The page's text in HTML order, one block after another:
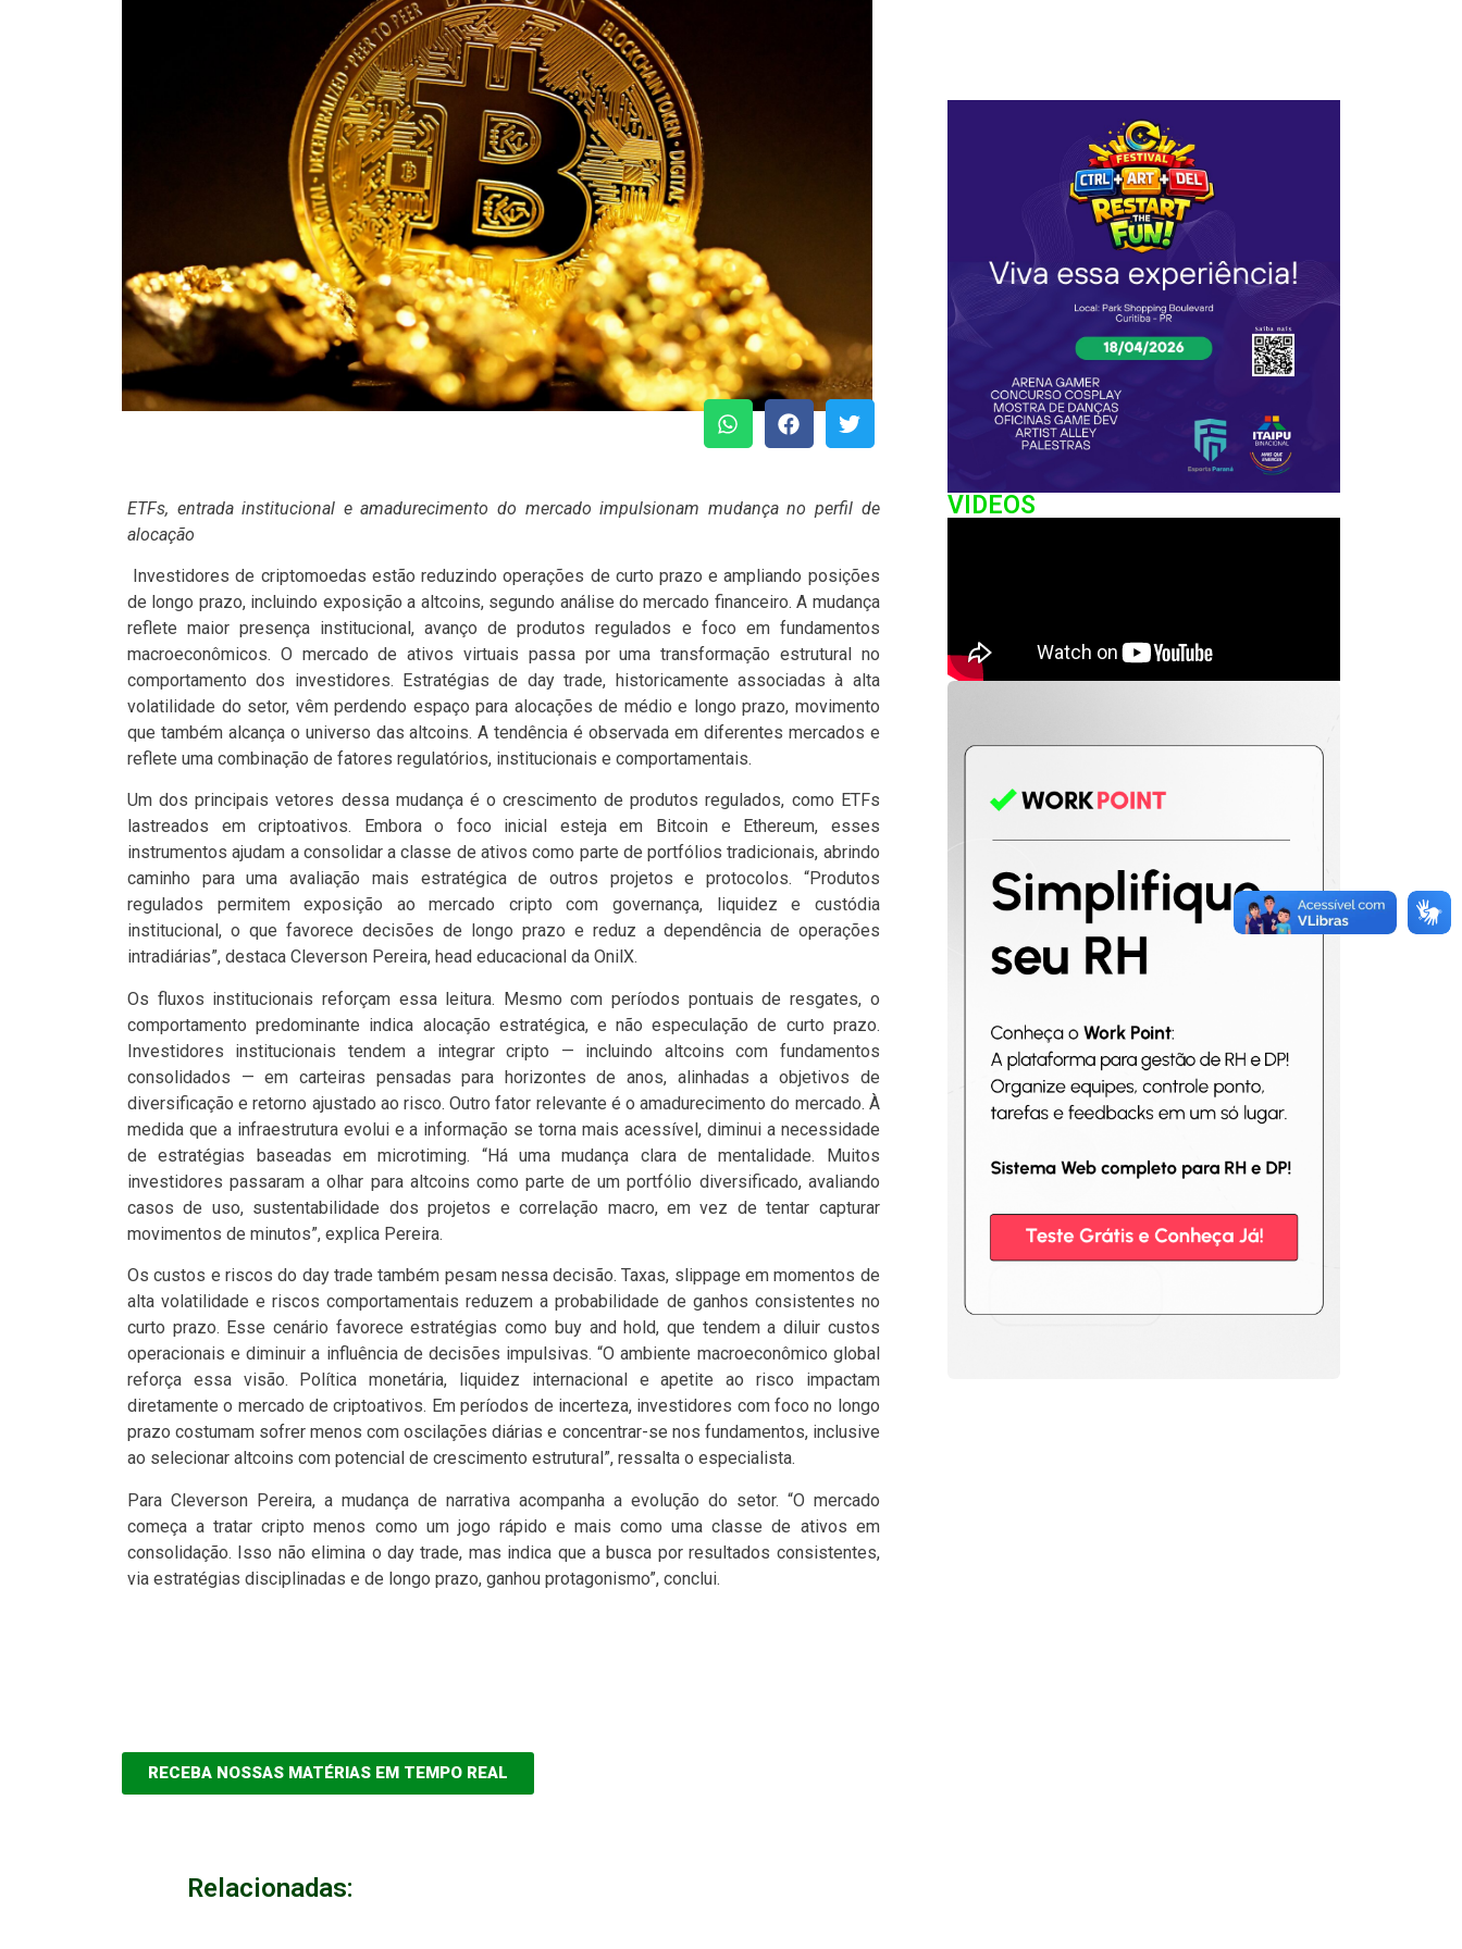
ETFs, entrada institucional e amadurecimento do mercado impulsionam mudança no perfil de
alocação
Investidores de criptomoedas estão reduzindo operações de curto prazo e ampliando posições
de longo prazo, incluindo exposição a altcoins, segundo análise do mercado financeiro. A mudança
reflete maior presença institucional, avanço de produtos regulados e foco em fundamentos
macroeconômicos. O mercado de ativos virtuais passa por uma transformação estrutural no
comportamento dos investidores. Estratégias de day trade, historicamente associadas à alta
volatilidade do setor, vêm perdendo espaço para alocações de médio e longo prazo, movimento
que também alcança o universo das altcoins. A tendência é observada em diferentes mercados e
reflete uma combinação de fatores regulatórios, institucionais e comportamentais.
Um dos principais vetores dessa mudança é o crescimento de produtos regulados, como ETFs
lastreados em criptoativos. Embora o foco inicial esteja em Bitcoin e Ethereum, esses
instrumentos ajudam a consolidar a classe de ativos como parte de portfólios tradicionais, abrindo
caminho para uma avaliação mais estratégica de outros projetos e protocolos. “Produtos
regulados permitem exposição ao mercado cripto com governança, liquidez e custódia
institucional, o que favorece decisões de longo prazo e reduz a dependência de operações
intradiárias”, destaca Cleverson Pereira, head educacional da OnilX.
Os fluxos institucionais reforçam essa leitura. Mesmo com períodos pontuais de resgates, o
comportamento predominante indica alocação estratégica, e não especulação de curto prazo.
Investidores institucionais tendem a integrar cripto — incluindo altcoins com fundamentos
consolidados — em carteiras pensadas para horizontes de anos, alinhadas a objetivos de
diversificação e retorno ajustado ao risco. Outro fator relevante é o amadurecimento do mercado. À
medida que a infraestrutura evolui e a informação se torna mais acessível, diminui a necessidade
de estratégias baseadas em microtiming. “Há uma mudança clara de mentalidade. Muitos
investidores passaram a olhar para altcoins como parte de um portfólio diversificado, avaliando
casos de uso, sustentabilidade dos projetos e correlação macro, em vez de tentar capturar
movimentos de minutos”, explica Pereira.
Os custos e riscos do day trade também pesam nessa decisão. Taxas, slippage em momentos de
alta volatilidade e riscos comportamentais reduzem a probabilidade de ganhos consistentes no
curto prazo. Esse cenário favorece estratégias como buy and hold, que tendem a diluir custos
operacionais e diminuir a influência de decisões impulsivas. “O ambiente macroeconômico global
reforça essa visão. Política monetária, liquidez internacional e apetite ao risco impactam
diretamente o mercado de criptoativos. Em períodos de incerteza, investidores com foco no longo
prazo costumam sofrer menos com oscilações diárias e concentrar-se nos fundamentos, inclusive
ao selecionar altcoins com potencial de crescimento estrutural”, ressalta o especialista.
Para Cleverson Pereira, a mudança de narrativa acompanha a evolução do setor. “O mercado
começa a tratar cripto menos como um jogo rápido e mais como uma classe de ativos em
consolidação. Isso não elimina o day trade, mas indica que a busca por resultados consistentes,
via estratégias disciplinadas e de longo prazo, ganhou protagonismo”, conclui.
RECEBA NOSSAS MATÉRIAS EM TEMPO REAL
VIDEOS
Relacionadas: